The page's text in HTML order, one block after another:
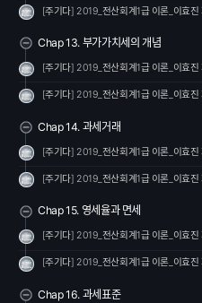
[주기다] 2019_전산회계1급 이론_이효
Chap 13. 부가가치세의 개념
[주기다] 2019_전산회계1급 이론_이효
[주기다] 2019_전산회계1급 이론_이효진
Chap 14. 과세거래
[주기다] 2019_전산회계1급 이론_이효
[주기다] 2019_전산회계1급 이론_이효
Chap 15. 영세율과 면세
[주기다] 2019_전산회계1급 이론_이효
[주기다] 2019_전산회계1급 이론_이효
Chap 16. 과세표준